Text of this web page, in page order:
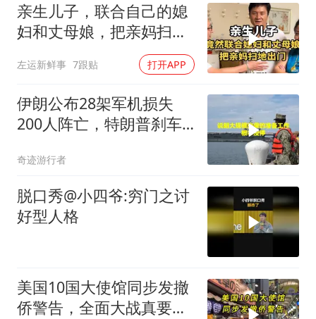
亲生儿子，联合自己的媳
妇和丈母娘，把亲妈扫地
左运新鲜事 7跟贴 打开APP
伊朗公布28架军机损失
200人阵亡，特朗普刹车
奇迹游行者
脱口秀@小四爷:穷门之讨
好型人格
美国10国大使馆同步发撤
侨警告，全面大战真要来